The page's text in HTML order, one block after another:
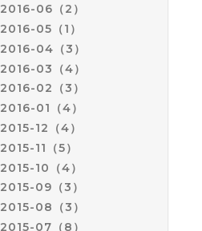
2016-06（2）
2016-05（1）
2016-04（3）
2016-03（4）
2016-02（3）
2016-01（4）
2015-12（4）
2015-11（5）
2015-10（4）
2015-09（3）
2015-08（3）
2015-07（8）